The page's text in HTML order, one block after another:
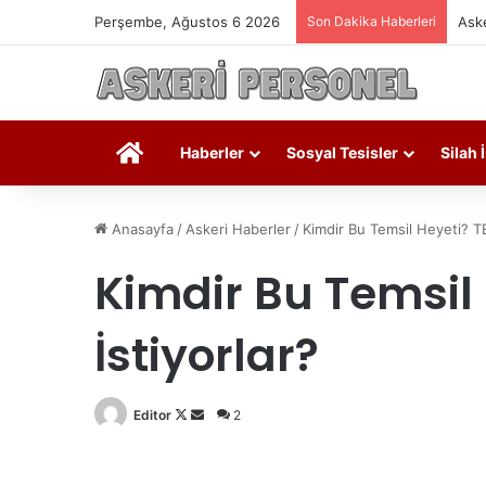
Perşembe, Ağustos 6 2026 Son Dakika Haberleri
Askeri Personel
Haberler Sosyal Tesisler Silah
Anasayfa / Askeri Haberler / Kimdir Bu Temsil Heyeti?
Kimdir Bu Temsil
İstiyorlar?
Editor
Follow
Bir
2